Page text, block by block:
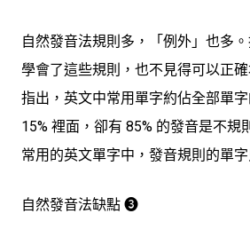
自然發音法規則多，「例外」也多。
學會了這些規則，也不見得可以正
指出，英文中常用單字約佔全部單
15% 裡面，卻有 85% 的發音是不規
常用的英文單字中，發音規則的單字
自然發音法缺點 ➌